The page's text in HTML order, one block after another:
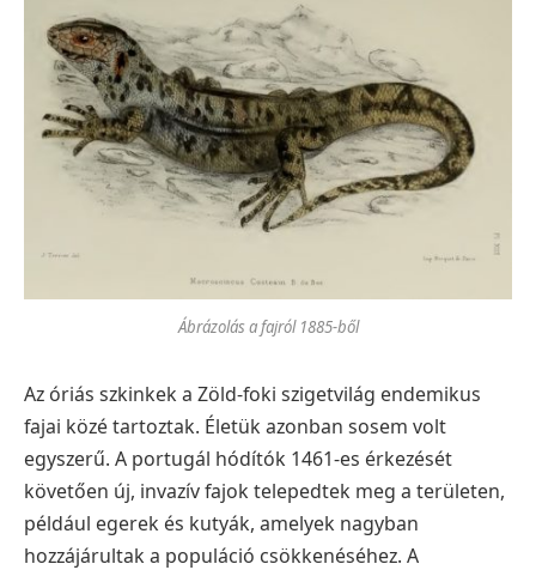
Ábrázolás a fajról 1885-ből
Az óriás szkinkek a Zöld-foki szigetvilág endemikus
fajai közé tartoztak. Életük azonban sosem volt
egyszerű. A portugál hódítók 1461-es érkezését
követően új, invazív fajok telepedtek meg a területen,
például egerek és kutyák, amelyek nagyban
hozzájárultak a populáció csökkenéséhez. A